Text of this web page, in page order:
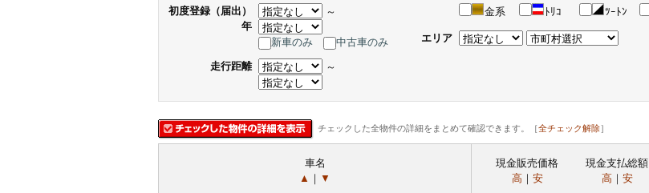
初度登録（届出）
年
～
新車のみ
中古車のみ
走行距離
～
金系
ﾄﾘｺ ﾂｰﾄﾝ
エリア
チェックした全物件の詳細をまとめて確認できます。［全チェック解除］
車名
▲ ｜ ▼
現金販売価格
高｜ 安
現金支払総額
高｜ 安